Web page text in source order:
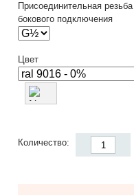
Присоединительная резьба
бокового подключения
Цвет
Количество: